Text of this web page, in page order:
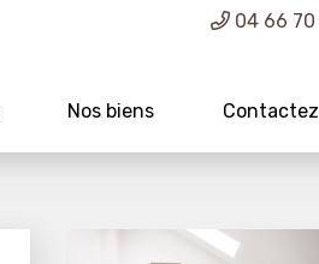
04 66
Nos biens